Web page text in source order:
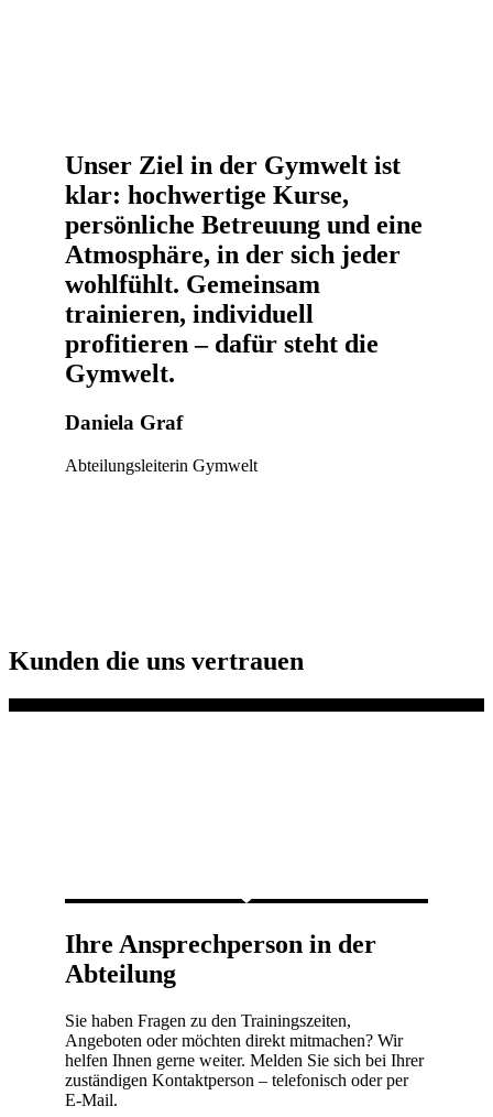
Unser Ziel in der Gymwelt ist
klar: hochwertige Kurse,
persönliche Betreuung und eine
Atmosphäre, in der sich jeder
wohlfühlt. Gemeinsam
trainieren, individuell
profitieren – dafür steht die
Gymwelt.
Daniela Graf
Abteilungsleiterin Gymwelt
Kunden die uns vertrauen
Ihre Ansprechperson in der
Abteilung
Sie haben Fragen zu den Trainingszeiten,
Angeboten oder möchten direkt mitmachen? Wir
helfen Ihnen gerne weiter. Melden Sie sich bei Ihrer
zuständigen Kontaktperson – telefonisch oder per
E-Mail.